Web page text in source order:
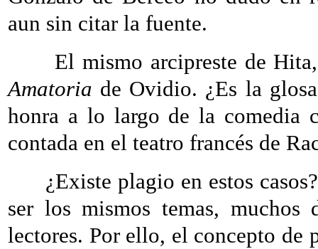
aun sin citar la fuente.
El mismo arcipreste de
Amatoria de Ovidio. ¿Es la
honra a lo largo de la comedia
contada en el teatro francés de
¿Existe plagio en estos casos?
ser los mismos temas,
lectores. Por ello, el concepto de